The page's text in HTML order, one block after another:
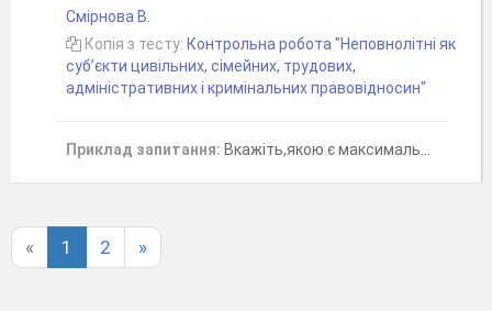
Смірнова В.
Копія з тесту: Контрольна робота "Неповнолітні як
суб’єкти цивільних, сімейних, трудових,
адміністративних і кримінальних правовідносин"
Приклад запитання: Вкажіть,якою є максимальна тривалість робочого тижня
« 1 2 »